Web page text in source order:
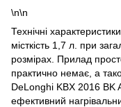
\n\n
Технічні
місткість 1,7 л. при
розмірах. Прилад
практично немає, а
DeLonghi KBX 2016 BK
ефективний